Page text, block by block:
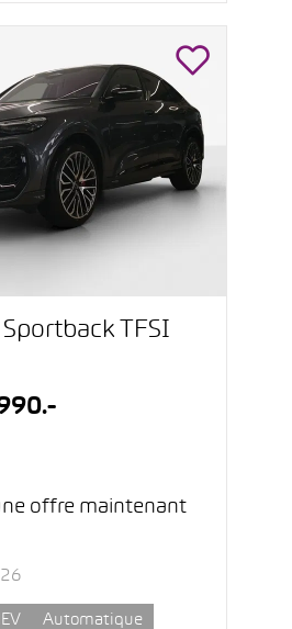
TFSI
offre maintenant
Automatique